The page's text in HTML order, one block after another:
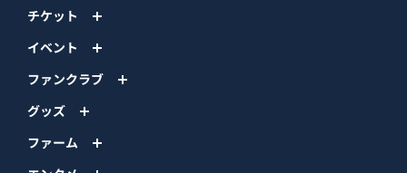
チケット
イベント
ファンクラブ
グッズ
ファーム